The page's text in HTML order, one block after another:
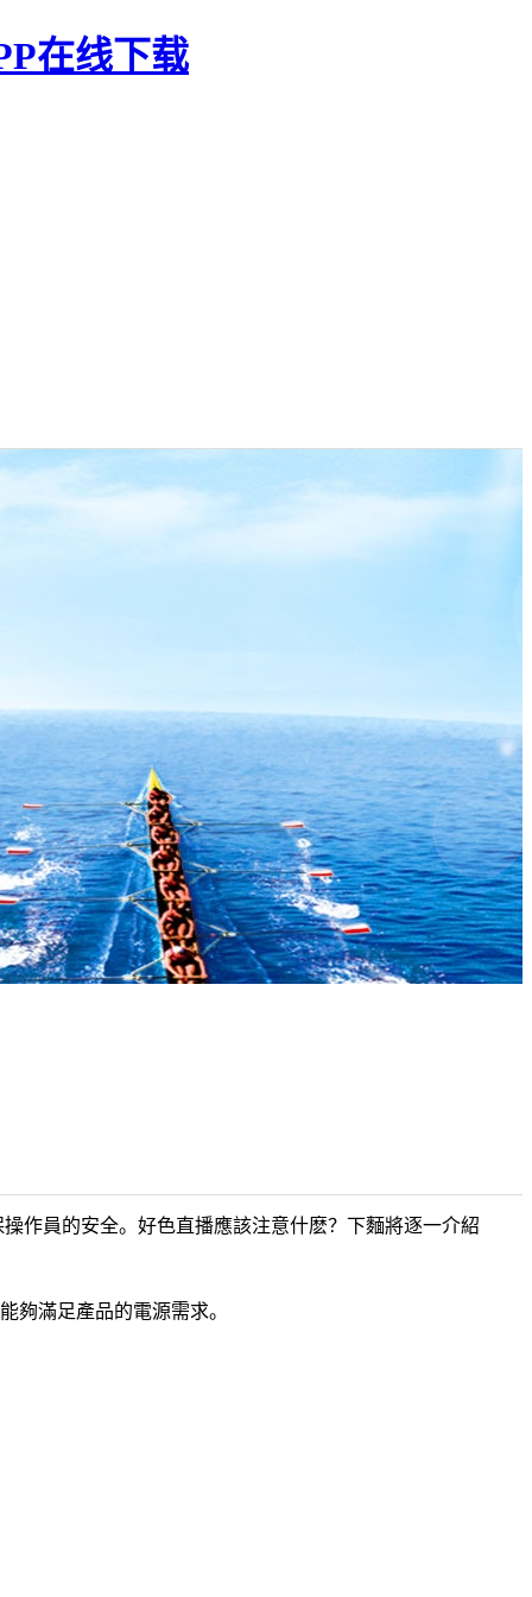
在线下载
作員的安全。好色直播應該注意什麽？下麵將逐一介紹
滿足產品的電源需求。